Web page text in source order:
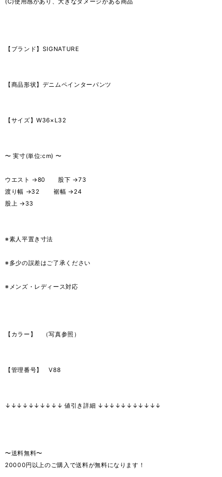
【ブランド】SIGNATURE
【商品形状】デニムペインターパンツ
【サイズ】W36×L32
〜 実寸(単位:cm) 〜
ウエスト →80 股下 →73
渡り幅 →32 裾幅 →24
股上 →33
※素人平置き寸法
※多少の誤差はご了承ください
※メンズ・レディース対応
【カラー】 （写真参照）
【管理番号】 V88
↓↓↓↓↓↓↓↓↓↓ 値引き詳細 ↓↓↓↓↓↓↓↓↓↓↓
〜送料無料〜
20000円以上のご購入で送料が無料になります！